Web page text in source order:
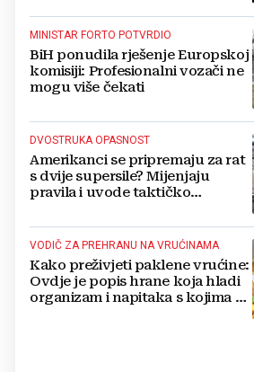
MINISTAR FORTO POTVRDIO
BiH ponudila rješenje Europskoj
komisiji: Profesionalni vozači ne
mogu više čekati
DVOSTRUKA OPASNOST
Amerikanci se pripremaju za rat
s dvije supersile? Mijenjaju
pravila i uvode taktičko
VODIČ ZA PREHRANU NA VRUĆINAMA
Kako preživjeti paklene vrućine:
Ovdje je popis hrane koja hladi
organizam i napitaka s kojima si